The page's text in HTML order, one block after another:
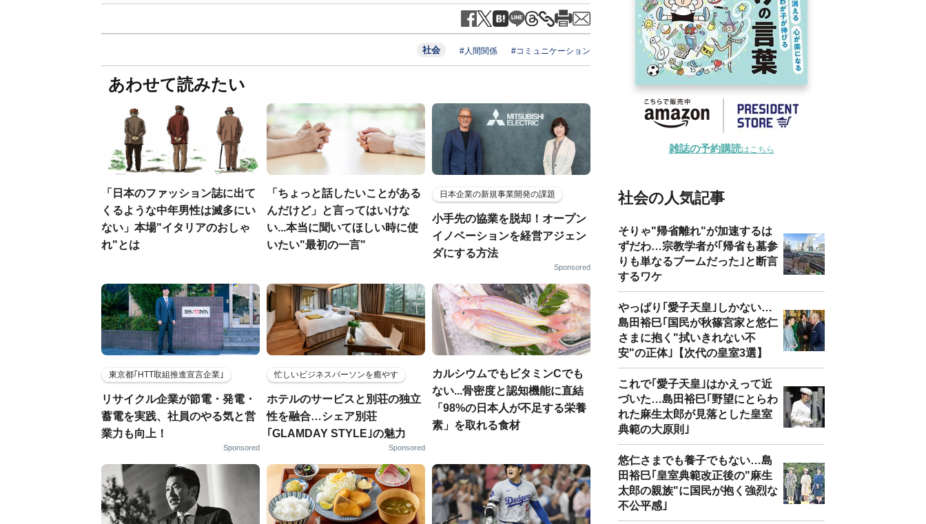
社会 #人間関係 #コミュニケーション
あわせて読みたい
「日本のファッション誌に出て
くるような中年男性は滅多にい
ない」本場"イタリアのおしゃ
れ"とは
「ちょっと話したいことがある
んだけど」と言ってはいけな
い...本当に聞いてほしい時に使
いたい"最初の一言"
日本企業の新規事業開発の課題
小手先の協業を脱却！オープン
イノベーションを経営アジェン
ダにする方法
Sponsored
東京都｢HTT取組推進宣言企業｣
リサイクル企業が節電・発電・
蓄電を実践、社員のやる気と営
業力も向上！
Sponsored
忙しいビジネスパーソンを癒やす
ホテルのサービスと別荘の独立
性を融合…シェア別荘
｢GLAMDAY STYLE｣の魅力
Sponsored
カルシウムでもビタミンCでも
ない...骨密度と認知機能に直結
「98%の日本人が不足する栄養
素」を取れる食材
雑誌の予約購読はこちら
社会の人気記事
そりゃ"帰省離れ"が加速するは
ずだわ…宗教学者が｢帰省も墓参
りも単なるブームだった｣と断言
するワケ
やっぱり｢愛子天皇｣しかない…
島田裕巳｢国民が秋篠宮家と悠仁
さまに抱く"拭いきれない不
安"の正体｣【次代の皇室3選】
これで｢愛子天皇｣はかえって近
づいた…島田裕巳｢野望にとらわ
れた麻生太郎が見落とした皇室
典範の大原則｣
悠仁さまでも養子でもない…島
田裕巳｢皇室典範改正後の"麻生
太郎の親族"に国民が抱く強烈な
不公平感｣